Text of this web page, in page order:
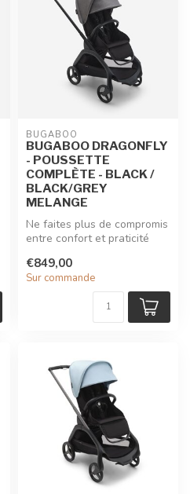
BUGABOO
BUGABOO DRAGONFLY
- POUSSETTE
COMPLÈTE - BLACK /
BLACK/GREY
MELANGE
Ne faites plus de compromis
entre confort et praticité
€849,00
Sur commande